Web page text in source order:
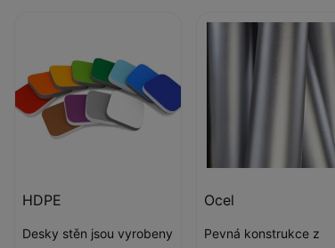
HDPE
Desky stěn jsou vyrobeny
Ocel
Pevná konstrukce z